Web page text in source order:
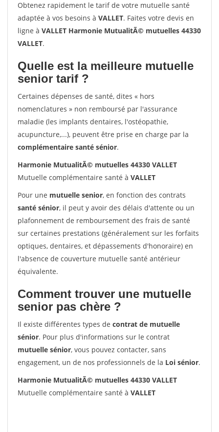
Obtenez rapidement le tarif de votre mutuelle santé
adaptée à vos besoins à VALLET. Faites votre devis en
ligne à VALLET Harmonie MutualitÃ© mutuelles 44330
VALLET.
Quelle est la meilleure mutuelle
senior tarif ?
Certaines dépenses de santé, dites « hors
nomenclatures » non remboursé par l'assurance
maladie (les implants dentaires, l'ostéopathie,
acupuncture,...), peuvent être prise en charge par la
complémentaire santé sénior.
Harmonie MutualitÃ© mutuelles 44330 VALLET
Mutuelle complémentaire santé à VALLET
Pour une mutuelle senior, en fonction des contrats
santé sénior, il peut y avoir des délais d'attente ou un
plafonnement de remboursement des frais de santé
sur certaines prestations (généralement sur les forfaits
optiques, dentaires, et dépassements d'honoraire) en
l'absence de couverture mutuelle santé antérieur
équivalente.
Comment trouver une mutuelle
senior pas chère ?
Il existe différentes types de contrat de mutuelle
sénior. Pour plus d'informations sur le contrat
mutuelle sénior, vous pouvez contacter, sans
engagement, un de nos professionnels de la Loi sénior.
Harmonie MutualitÃ© mutuelles 44330 VALLET
Mutuelle complémentaire santé à VALLET